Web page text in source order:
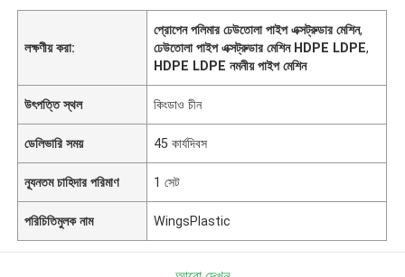
লক্ষণীয় করা:
প্রোপেন পলিমার ঢেউতোলা পাইপ এক্সট্রুডার মেশিন,
ঢেউতোলা পাইপ এক্সট্রুডার মেশিন HDPE LDPE,
HDPE LDPE নমনীয় পাইপ মেশিন
উৎপত্তি স্থল কিংডাও চীন
ডেলিভারি সময় 45 কার্যদিবস
ন্যূনতম চাহিদার পরিমাণ 1 সেট
পরিচিতিমুলক নাম WingsPlastic